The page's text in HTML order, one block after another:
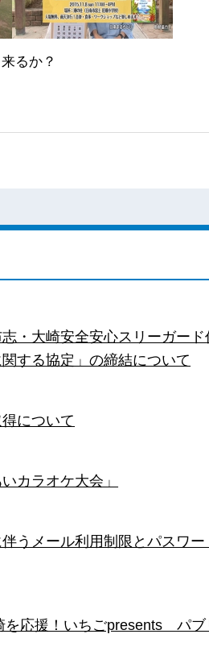
るか？
・大崎安全安心スリーガード
する協定」の締結について
について
カラオケ大会」
伴うメール利用制限とパスワー
を応援！いちごpresents パブ